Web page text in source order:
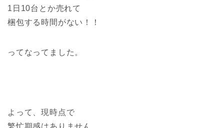
1日10台とか売れて
梱包する時間がない！！
ってなってました。
よって、現時点で
繁忙期感はありません。